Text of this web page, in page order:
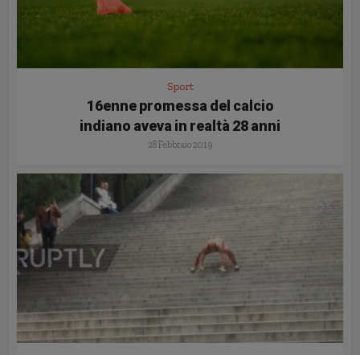
Sport
16enne promessa del calcio
indiano aveva in realtà 28 anni
28 Febbraio 2019